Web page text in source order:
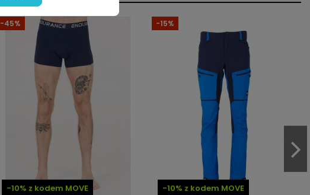
-10% z kodem MOVE
-45%
-10% z kodem MOVE
-15%